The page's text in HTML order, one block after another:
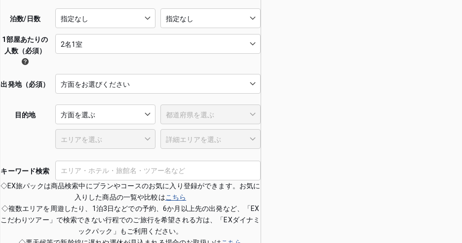
出発地（必須）
泊数/日数
1部屋あたりの
人数（必須）
目的地
キーワード検索
◇EX旅パックは商品検索中にプランやコースのお気に入り登録ができます。お気に
入りした商品の一覧や比較はこちら
◇複数エリアを周遊したり、1泊3日などでの予約、6か月以上先の出発など、「EX
こだわりツアー」で検索できない行程でのご旅行を希望される方は、「EXダイナミ
ックパック」もご利用ください。